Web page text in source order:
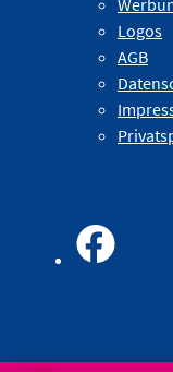
Logos
AGB